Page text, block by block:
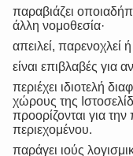
παραβιάζει
άλλη νομοθεσία·
απειλεί, παρενοχλεί
είναι επιβλαβές για
περιέχει ιδιοτελή
χώρους της
προορίζονται για
περιεχομένου.
παράγει ιούς